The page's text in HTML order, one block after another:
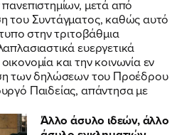
μετά από
του Συντάγματος, καθώς αυτό
στην τριτοβάθμια
ευεργετικά
και την κοινωνία εν
των δηλώσεων του Προέδρου
Παιδείας, απάντησα με
Άλλο άσυλο ιδεών, άλλο